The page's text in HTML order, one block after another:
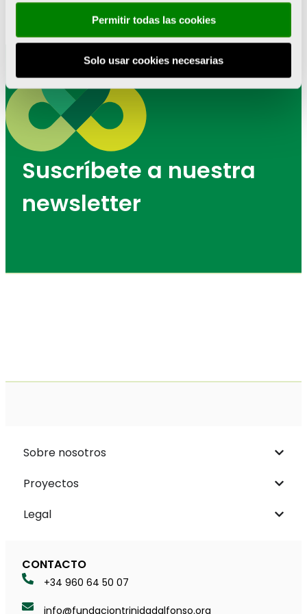
Permitir todas las cookies
Solo usar cookies necesarias
Suscríbete a nuestra
newsletter
Sobre nosotros
Proyectos
Legal
CONTACTO
+34 960 64 50 07
info@fundaciontrinidadalfonso.org